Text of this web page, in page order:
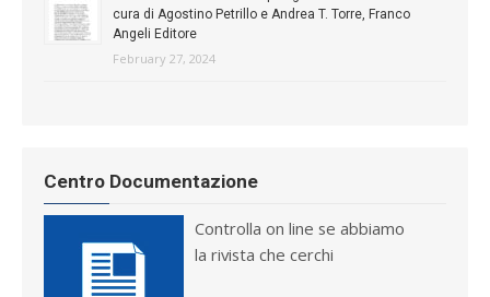
cura di Agostino Petrillo e Andrea T. Torre, Franco
Angeli Editore
February 27, 2024
Centro Documentazione
Controlla on line se abbiamo
la rivista che cerchi